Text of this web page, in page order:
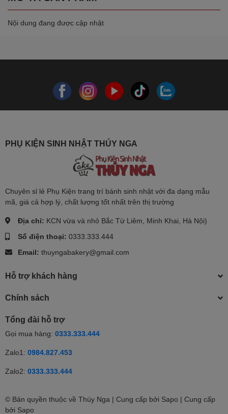
Nội dung đang được cập nhật
PHỤ KIỆN SINH NHẬT THÚY NGA
Chuyên sỉ lẻ Phụ Kiện trang trí bánh sinh nhật với đa dạng mẫu
mã, giá cả hợp lý, chất lượng tốt nhất trên thị trường
Địa chỉ: KCN vừa và nhỏ Bắc Từ Liêm, Minh Khai, Hà Nội)
Số điện thoại: 0333.333.444
Email: thuyngabakery@gmail.com
Hỗ trợ khách hàng
Chính sách
Tổng đài hỗ trợ
Gọi mua hàng: 0333.333.444
Zalo1: 0984.827.453
Zalo2: 0333.333.444
© Bản quyền thuộc về Thúy Nga | Cung cấp bởi Sapo | Cung cấp
bởi Sapo
0